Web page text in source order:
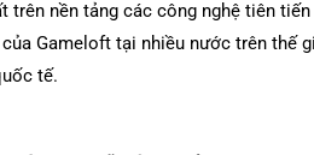
trên nền tảng các công nghệ tiên
Gameloft tại nhiều nước trên thế
tế.